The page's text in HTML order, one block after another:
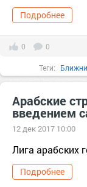
Подробнее
0 0
Теги:
Арабские
введением
12 дек 2017 10:00
Лига арабских
Подробнее